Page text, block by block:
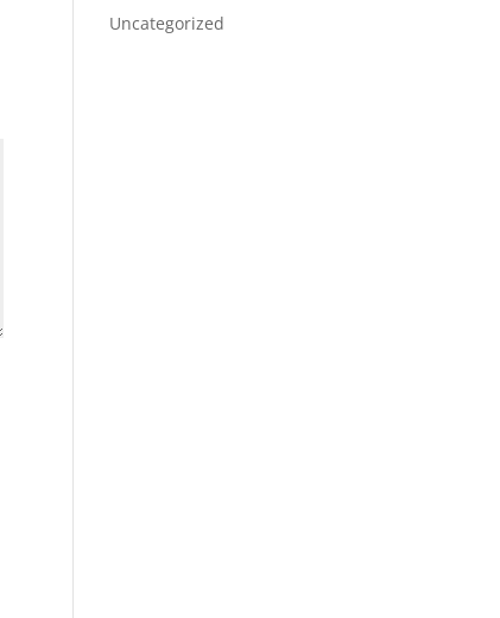
Uncategorized